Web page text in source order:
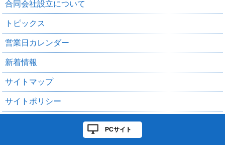
合同会社設立について
トピックス
営業日カレンダー
新着情報
サイトマップ
サイトポリシー
PCサイト